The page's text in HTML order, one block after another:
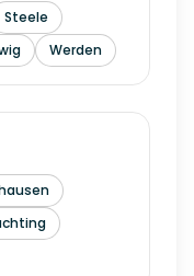
Steele
Werden